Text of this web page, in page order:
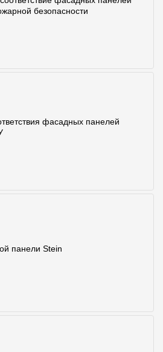
безопасности
фасадных панелей
панели Stein